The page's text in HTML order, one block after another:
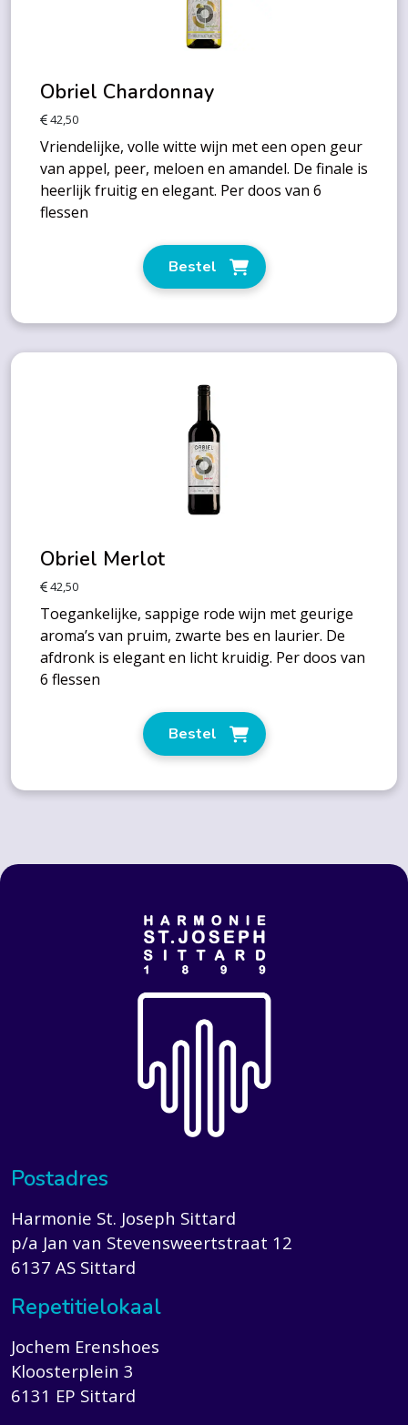
Obriel Chardonnay
42,50
Vriendelijke, volle witte wijn met een open geur
van appel, peer, meloen en amandel. De finale is
heerlijk fruitig en elegant. Per doos van 6
flessen
Bestel
Obriel Merlot
42,50
Toegankelijke, sappige rode wijn met geurige
aroma’s van pruim, zwarte bes en laurier. De
afdronk is elegant en licht kruidig. Per doos van
6 flessen
Bestel
Postadres
Harmonie St. Joseph Sittard
p/a Jan van Stevensweertstraat 12
6137 AS Sittard
Repetitielokaal
Jochem Erenshoes
Kloosterplein 3
6131 EP Sittard